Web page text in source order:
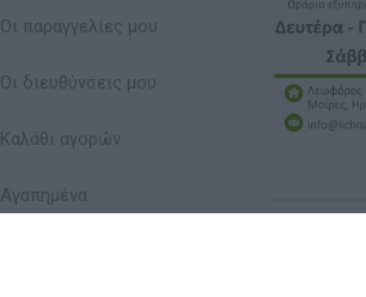
Οι παραγγελίες μου
Οι διευθύνσεις μου
Καλάθι αγορών
Αγαπημένα